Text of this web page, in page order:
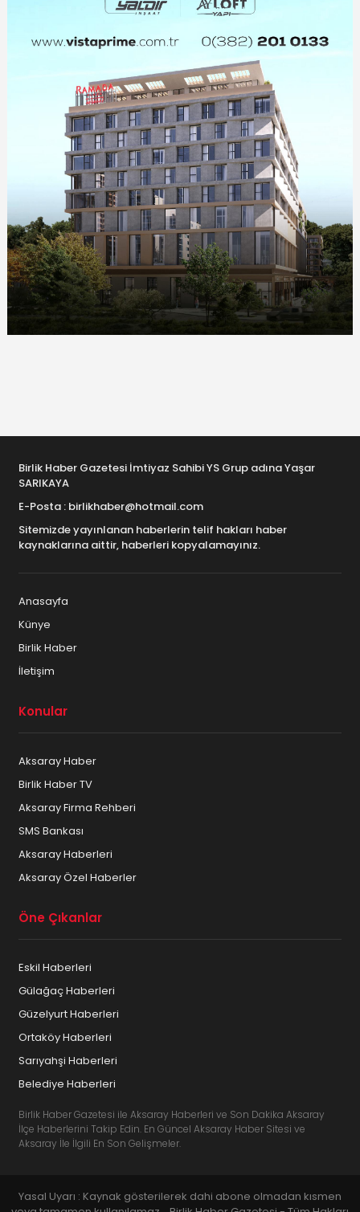
Birlik Haber Gazetesi İmtiyaz Sahibi YS Grup adına Yaşar
SARIKAYA
E-Posta : birlikhaber@hotmail.com
Sitemizde yayınlanan haberlerin telif hakları haber
kaynaklarına aittir, haberleri kopyalamayınız.
Anasayfa
Künye
Birlik Haber
İletişim
Konular
Aksaray Haber
Birlik Haber TV
Aksaray Firma Rehberi
SMS Bankası
Aksaray Haberleri
Aksaray Özel Haberler
Öne Çıkanlar
Eskil Haberleri
Gülağaç Haberleri
Güzelyurt Haberleri
Ortaköy Haberleri
Sarıyahşi Haberleri
Belediye Haberleri
Birlik Haber Gazetesi ile Aksaray Haberleri ve Son Dakika Aksaray
İlçe Haberlerini Takip Edin. En Güncel Aksaray Haber Sitesi ve
Aksaray İle İlgili En Son Gelişmeler.
Yasal Uyarı : Kaynak gösterilerek dahi abone olmadan kısmen